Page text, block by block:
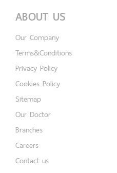
ABOUT US
Our Company
Terms&Conditions
Privacy Policy
Cookies Policy
Sitemap
Our Doctor
Branches
Careers
Contact us